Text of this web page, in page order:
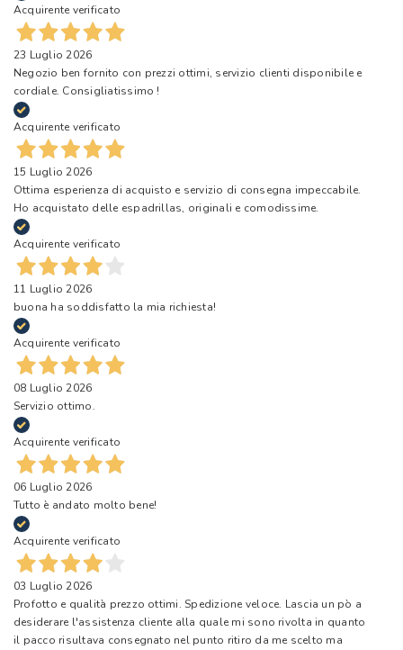
Acquirente verificato
23 Luglio 2026
Negozio ben fornito con prezzi ottimi, servizio clienti disponibile e
cordiale. Consigliatissimo !
Acquirente verificato
15 Luglio 2026
Ottima esperienza di acquisto e servizio di consegna impeccabile.
Ho acquistato delle espadrillas, originali e comodissime.
Acquirente verificato
11 Luglio 2026
buona ha soddisfatto la mia richiesta!
Acquirente verificato
08 Luglio 2026
Servizio ottimo.
Acquirente verificato
06 Luglio 2026
Tutto è andato molto bene!
Acquirente verificato
03 Luglio 2026
Profotto e qualità prezzo ottimi. Spedizione veloce. Lascia un pò a
desiderare l'assistenza cliente alla quale mi sono rivolta in quanto
il pacco risultava consegnato nel punto ritiro da me scelto ma